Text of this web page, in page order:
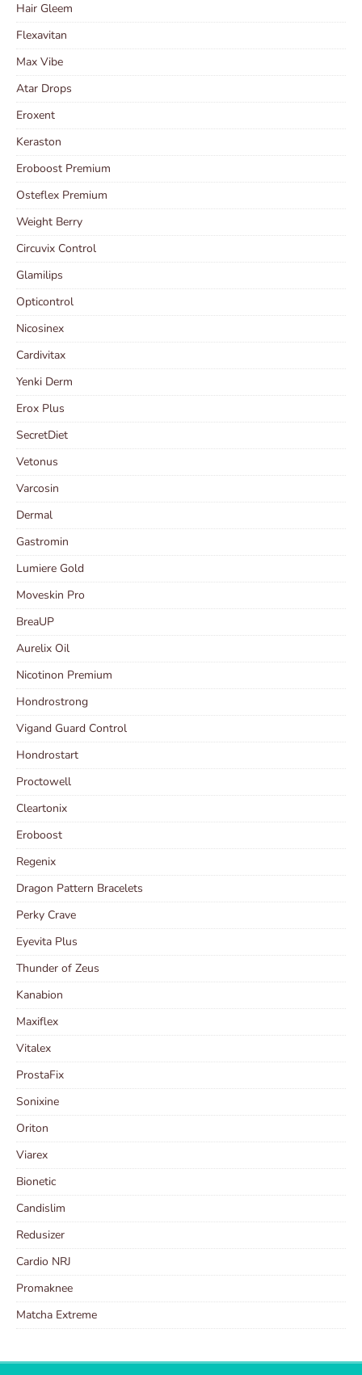
Hair Gleem
Flexavitan
Max Vibe
Atar Drops
Eroxent
Keraston
Eroboost Premium
Osteflex Premium
Weight Berry
Circuvix Control
Glamilips
Opticontrol
Nicosinex
Cardivitax
Yenki Derm
Erox Plus
SecretDiet
Vetonus
Varcosin
Dermal
Gastromin
Lumiere Gold
Moveskin Pro
BreaUP
Aurelix Oil
Nicotinon Premium
Hondrostrong
Vigand Guard Control
Hondrostart
Proctowell
Cleartonix
Eroboost
Regenix
Dragon Pattern Bracelets
Perky Crave
Eyevita Plus
Thunder of Zeus
Kanabion
Maxiflex
Vitalex
ProstaFix
Sonixine
Oriton
Viarex
Bionetic
Candislim
Redusizer
Cardio NRJ
Promaknee
Matcha Extreme